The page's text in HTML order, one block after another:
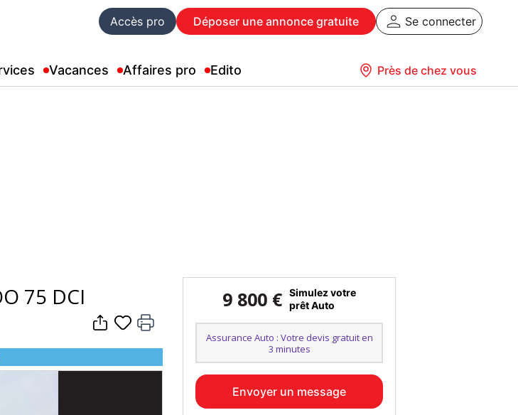
Accès pro Déposer une annonce gratuite Se connecter
Vacances Affaires pro Edito Près de chez vous
75 DCI 9 800 € Simulez votre
prêt Auto
Assurance Auto : Votre devis gratuit en
3 minutes
Envoyer un message